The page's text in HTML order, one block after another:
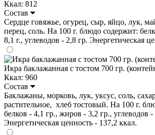
Ккал: 812
Состав
Сердце говяжье, огурец, сыр, яйцо, лук,
перец, соль. На 100 г. блюдо содержит:
8,1 г., углеводов - 2,8 гр. Энергетическая
Икра баклажанная с тостом 700 гр.
Ккал: 960
Состав
Баклажаны, морковь, лук, уксус, соль,
растительное, хлеб тостовый. На 100 г.
белков - 4,1 гр., жиров - 3,2 гр., углеводов -
Энергетическая ценность - 137,2 ккал.